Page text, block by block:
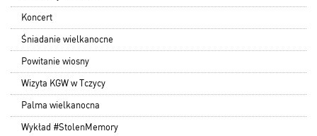
Koncert
Śniadanie wielkanocne
Powitanie wiosny
Wizyta KGW w Tczycy
Palma wielkanocna
Wykład #StolenMemory